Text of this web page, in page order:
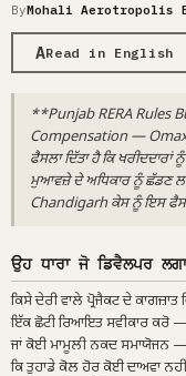
ByMohali Aerotropolis
ARead in English
**Punjab RERA Rules
Compensation —
ਫੈਸਲਾ ਦਿੱਤਾ ਹੈ ਕਿ
ਮੁਆਵਜ਼ੇ ਦੇ ਅਧਿਕਾਰ ਨੂੰ ਛੱਡਣ
Chandigarh ਕੇਸ ਨੂੰ ਇਸ
ਉਹ ਧਾਰਾ ਜੋ ਡਿਵੈਲਪਰ
ਕਿਸੇ ਦੇਰੀ ਵਾਲੇ ਪ੍ਰੋਜੈਕਟ ਦੇ
ਇੱਕ ਛੋਟੀ ਰਿਆਇਤ ਸਵੀਕਾਰ ਕਰੋ
ਜਾਂ ਕੋਈ ਮਾਮੂਲੀ ਨਕਦ ਸਮਾਯੋਜਨ
ਕਿ ਤੁਹਾਡੇ ਕੋਲ ਹੋਰ ਕੋਈ ਦਾਅਵਾ